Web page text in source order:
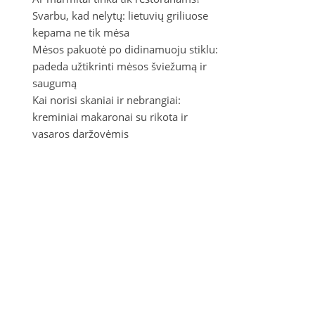
Svarbu, kad nelytų: lietuvių griliuose
kepama ne tik mėsa
Mėsos pakuotė po didinamuoju stiklu:
padeda užtikrinti mėsos šviežumą ir
saugumą
Kai norisi skaniai ir nebrangiai:
kreminiai makaronai su rikota ir
vasaros daržovėmis